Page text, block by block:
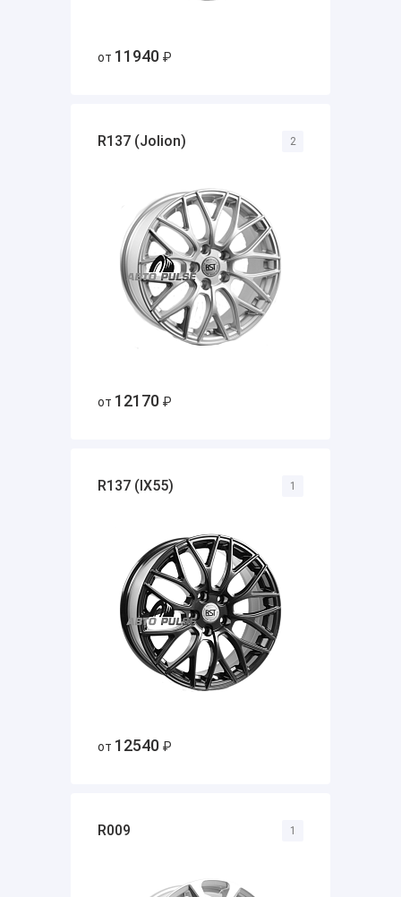
от 11940 ₽
R137 (Jolion)
от 12170 ₽
2
R137 (IX55)
от 12540 ₽
1
R009 1